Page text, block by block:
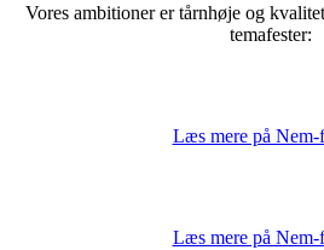
Vores ambitioner er tårnhøje og
temafester:
Læs mere på Nem-
Læs mere på Nem-